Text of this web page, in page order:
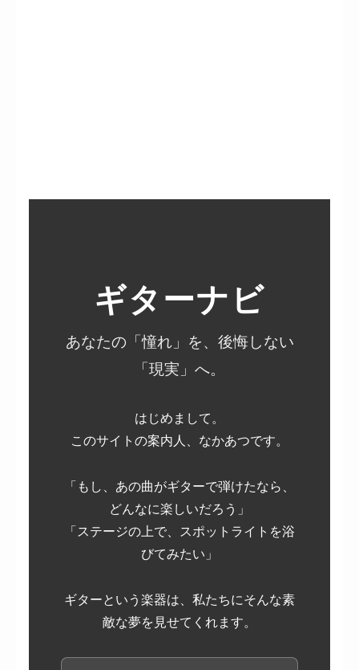
ギターナビ
あなたの「憧れ」を、後悔しない
「現実」へ。
はじめまして。
このサイトの案内人、なかあつです。
「もし、あの曲がギターで弾けたなら、
どんなに楽しいだろう」
「ステージの上で、スポットライトを浴
びてみたい」
ギターという楽器は、私たちにそんな素
敵な夢を見せてくれます。